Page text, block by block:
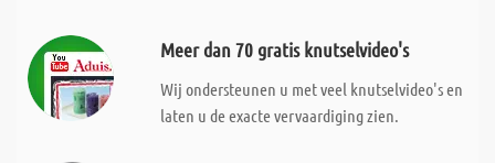
Meer dan 70 gratis knutselvideo's
Wij ondersteunen u met veel knutselvideo's en
laten u de exacte vervaardiging zien.